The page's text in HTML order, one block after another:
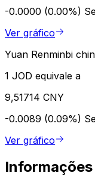
-0.0000 (0.00%)
Ver gráfico
Yuan Renminbi
1 JOD equivale a
9,51714 CNY
-0.0089 (0.09%)
Ver gráfico